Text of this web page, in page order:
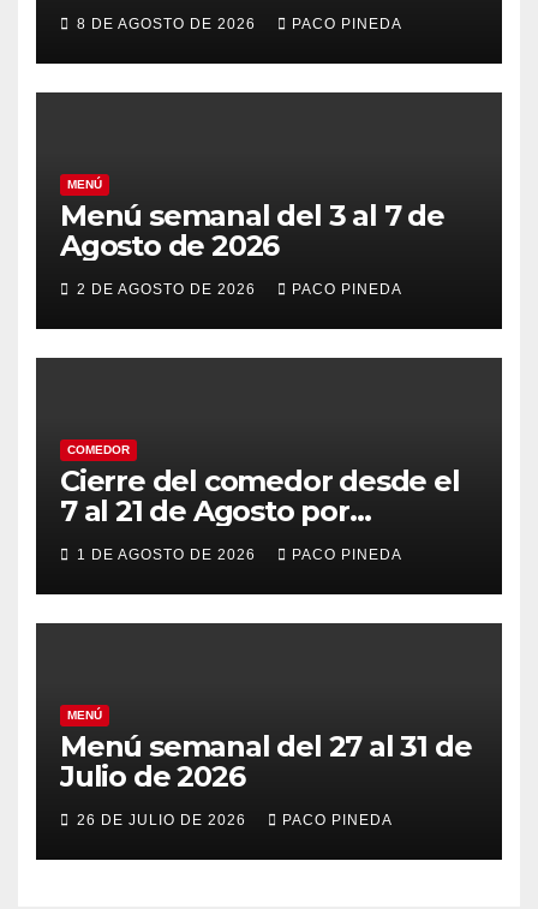
8 DE AGOSTO DE 2026 PACO PINEDA
MENÚ
Menú semanal del 3 al 7 de
Agosto de 2026
2 DE AGOSTO DE 2026 PACO PINEDA
COMEDOR
Cierre del comedor desde el
7 al 21 de Agosto por
vacaciones
1 DE AGOSTO DE 2026 PACO PINEDA
MENÚ
Menú semanal del 27 al 31 de
Julio de 2026
26 DE JULIO DE 2026 PACO PINEDA